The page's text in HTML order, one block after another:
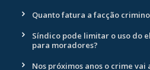
Quanto fatura a facção
Síndico pode limitar o uso do
para moradores?
Nos próximos anos o crime